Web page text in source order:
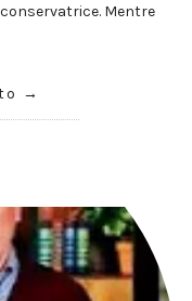
Mentre